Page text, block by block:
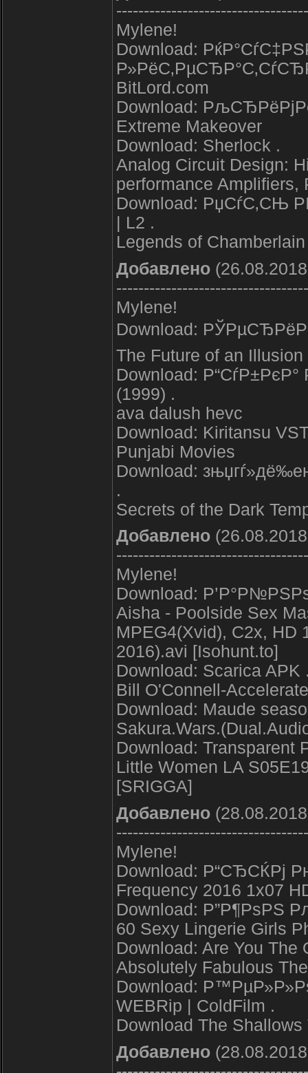
Mylene!
Download:
BitLord.com
Download:
Extreme Makeover
Download: Sherlock .
Analog Circuit Design:
performance Amplifiers,
Download: РџСѓС‚СЊ
| L2 .
Legends of
Добавлено
Mylene!
Download:
The Future of an
Download:
(1999) .
ava dalush hevc
Download: Kiritansu
Punjabi Movies
Download:
.
Secrets of the Dark
Добавлено
Mylene!
Download:
Aisha - Poolside Sex
MPEG4(Xvid), C2x, HD
2016).avi [Isohunt.to]
Download: Scarica APK
Bill O'Connell-
Download: Maude
Download: Transparent
Little Women LA
[SRIGGA]
Добавлено
Mylene!
Download: Р“СЂСЌРј
Frequency 2016 1x07
Download: Р”Р¶РѕРЅ
60 Sexy Lingerie Girls
Download: Are You The
Absolutely Fabulous
Download:
WEBRip | ColdFilm .
Download The Shallows
Добавлено